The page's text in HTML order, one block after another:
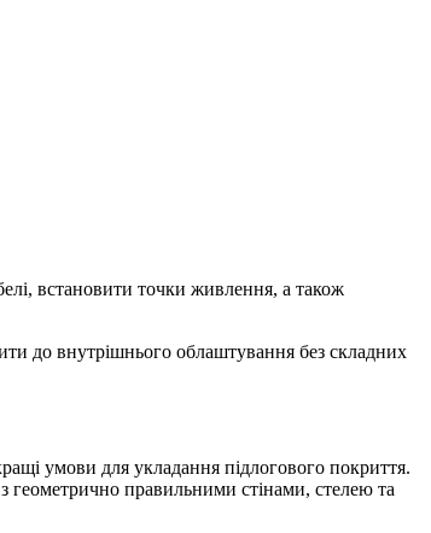
встановити точки живлення, а також
до внутрішнього облаштування без складних
умови для укладання підлогового покриття.
правильними стінами, стелею та